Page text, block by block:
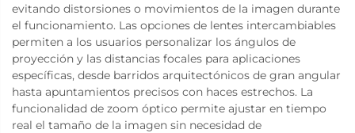
evitando distorsiones o movimientos de la imagen durante
el funcionamiento. Las opciones de lentes intercambiables
permiten a los usuarios personalizar los ángulos de
proyección y las distancias focales para aplicaciones
específicas, desde barridos arquitectónicos de gran angular
hasta apuntamientos precisos con haces estrechos. La
funcionalidad de zoom óptico permite ajustar en tiempo
real el tamaño de la imagen sin necesidad de